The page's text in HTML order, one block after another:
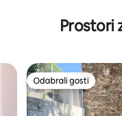
Prostori
Odabrali gosti
Odabrali gosti